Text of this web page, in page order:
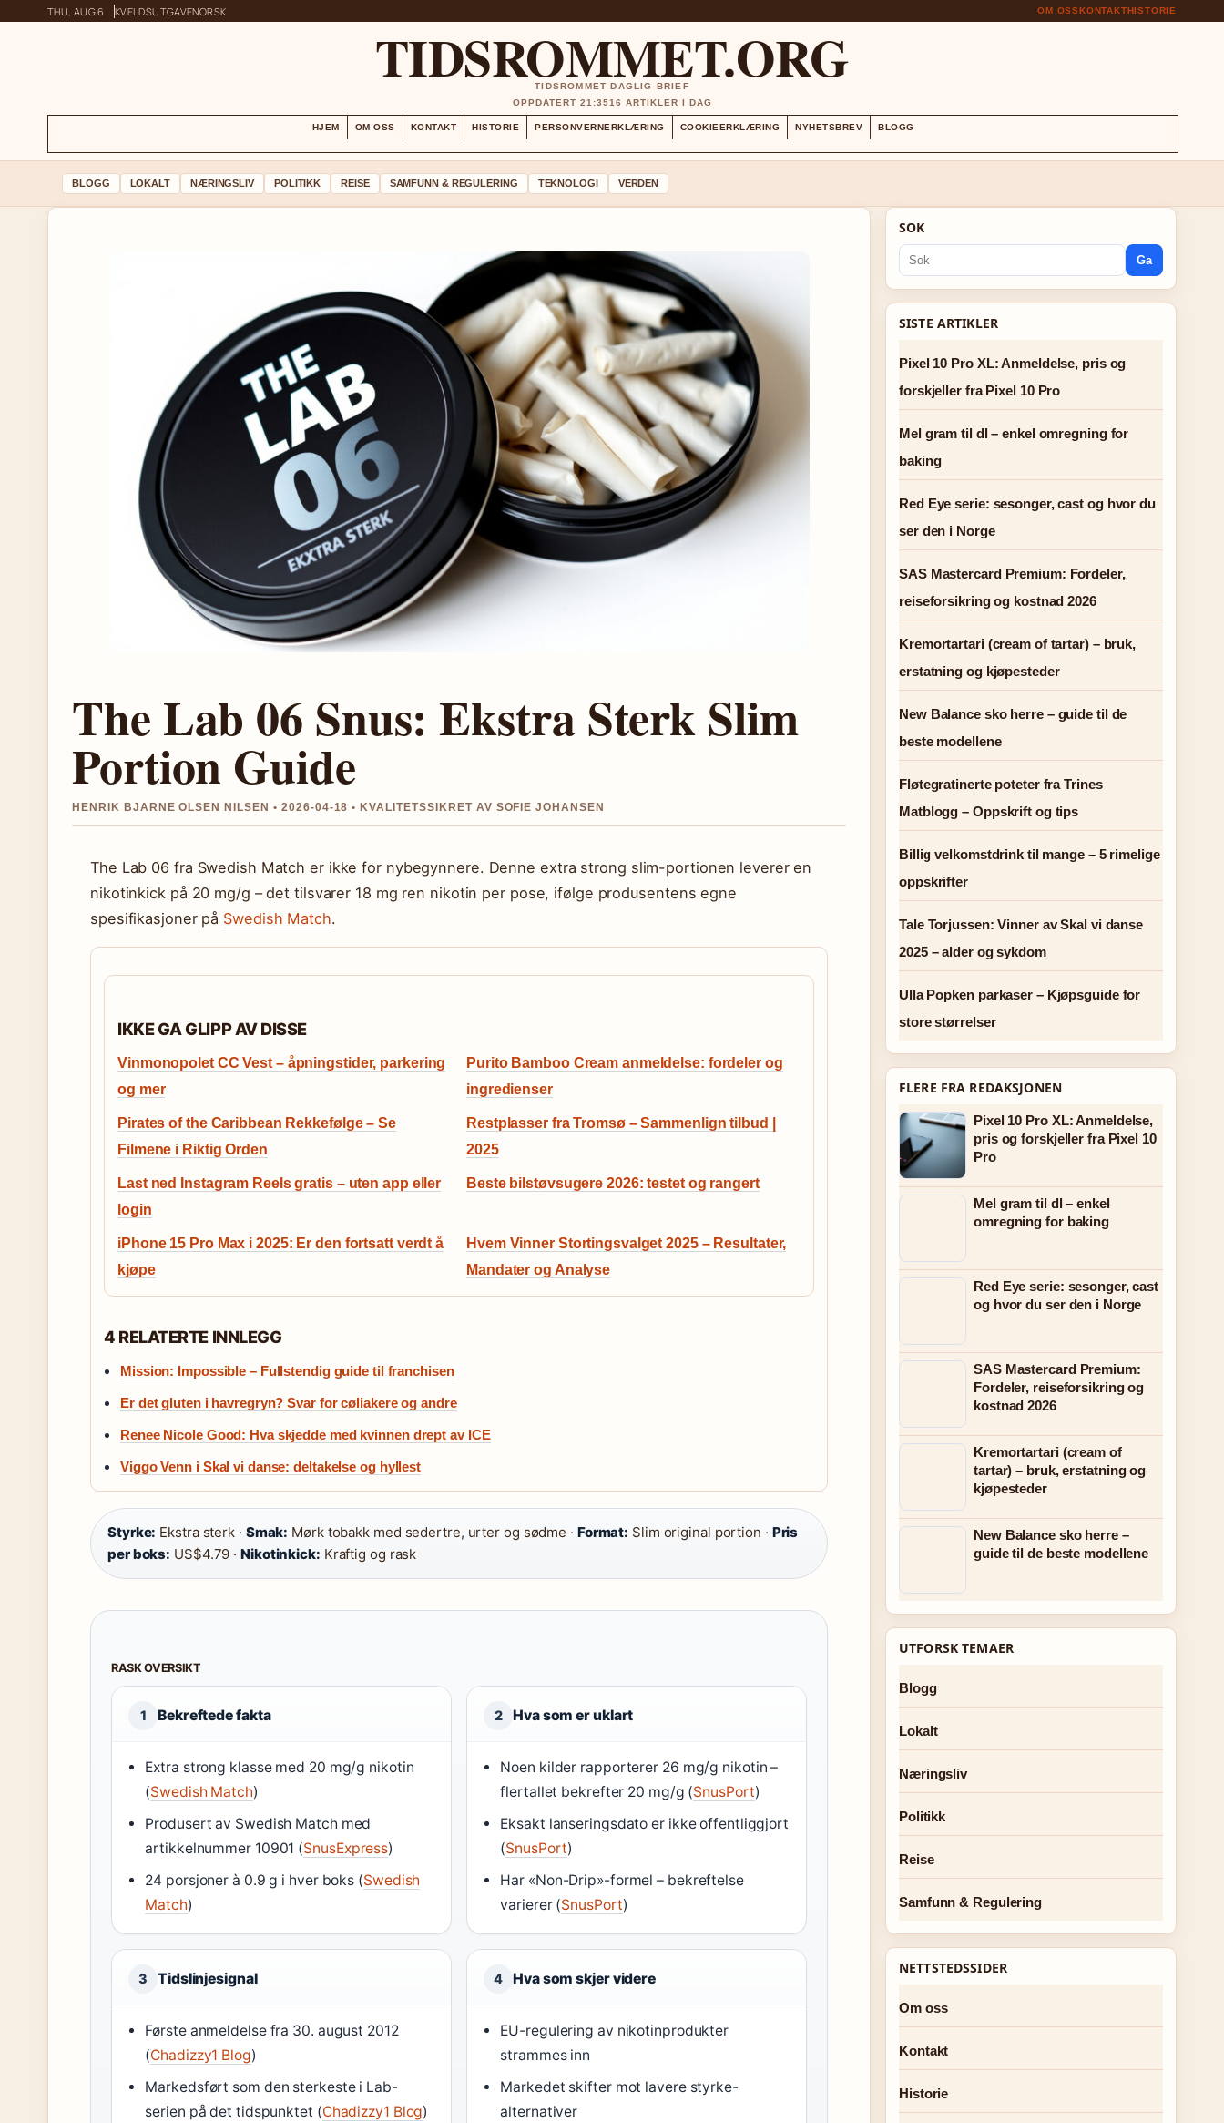
THU, AUG 6 KVELDSUTGAVENORSK OM OSSKONTAKTHISTORIE
TIDSROMMET.ORG
TIDSROMMET DAGLIG BRIEF
OPPDATERT 21:3516 ARTIKLER I DAG
HJEM OM OSS KONTAKT HISTORIE PERSONVERNERKLÆRING COOKIEERKLÆRING NYHETSBREV BLOGG
BLOGG LOKALT NÆRINGSLIV POLITIKK REISE SAMFUNN & REGULERING TEKNOLOGI VERDEN
The Lab 06 Snus: Ekstra Sterk Slim
Portion Guide
HENRIK BJARNE OLSEN NILSEN • 2026-04-18 • KVALITETSSIKRET AV SOFIE JOHANSEN
The Lab 06 fra Swedish Match er ikke for nybegynnere. Denne extra strong slim-portionen leverer en
nikotinkick på 20 mg/g – det tilsvarer 18 mg ren nikotin per pose, ifølge produsentens egne
spesifikasjoner på Swedish Match.
IKKE GA GLIPP AV DISSE
Vinmonopolet CC Vest – åpningstider, parkering
og mer
Purito Bamboo Cream anmeldelse: fordeler og
ingredienser
Pirates of the Caribbean Rekkefølge – Se
Filmene i Riktig Orden
Restplasser fra Tromsø – Sammenlign tilbud |
2025
Last ned Instagram Reels gratis – uten app eller
login
Beste bilstøvsugere 2026: testet og rangert
iPhone 15 Pro Max i 2025: Er den fortsatt verdt å
kjøpe
Hvem Vinner Stortingsvalget 2025 – Resultater,
Mandater og Analyse
4 RELATERTE INNLEGG
Mission: Impossible – Fullstendig guide til franchisen
Er det gluten i havregryn? Svar for cøliakere og andre
Renee Nicole Good: Hva skjedde med kvinnen drept av ICE
Viggo Venn i Skal vi danse: deltakelse og hyllest
Styrke: Ekstra sterk · Smak: Mørk tobakk med sedertre, urter og sødme · Format: Slim original portion · Pris
per boks: US$4.79 ·Nikotinkick: Kraftig og rask
RASK OVERSIKT
1 Bekreftede fakta
Extra strong klasse med 20 mg/g nikotin
(Swedish Match)
Produsert av Swedish Match med
artikkelnummer 10901 (SnusExpress)
24 porsjoner à 0.9 g i hver boks (Swedish
Match)
2 Hva som er uklart
Noen kilder rapporterer 26 mg/g nikotin –
flertallet bekrefter 20 mg/g (SnusPort)
Eksakt lanseringsdato er ikke offentliggjort
(SnusPort)
Har «Non-Drip»-formel – bekreftelse
varierer (SnusPort)
3 Tidslinjesignal
Første anmeldelse fra 30. august 2012
(Chadizzy1 Blog)
Markedsført som den sterkeste i Lab-
serien på det tidspunktet (Chadizzy1 Blog)
4 Hva som skjer videre
EU-regulering av nikotinprodukter
strammes inn
Markedet skifter mot lavere styrke-
alternativer
SOK
Ga
SISTE ARTIKLER
Pixel 10 Pro XL: Anmeldelse, pris og
forskjeller fra Pixel 10 Pro
Mel gram til dl – enkel omregning for
baking
Red Eye serie: sesonger, cast og hvor du
ser den i Norge
SAS Mastercard Premium: Fordeler,
reiseforsikring og kostnad 2026
Kremortartari (cream of tartar) – bruk,
erstatning og kjøpesteder
New Balance sko herre – guide til de
beste modellene
Fløtegratinerte poteter fra Trines
Matblogg – Oppskrift og tips
Billig velkomstdrink til mange – 5 rimelige
oppskrifter
Tale Torjussen: Vinner av Skal vi danse
2025 – alder og sykdom
Ulla Popken parkaser – Kjøpsguide for
store størrelser
FLERE FRA REDAKSJONEN
Pixel 10 Pro XL: Anmeldelse,
pris og forskjeller fra Pixel 10
Pro
Mel gram til dl – enkel
omregning for baking
Red Eye serie: sesonger, cast
og hvor du ser den i Norge
SAS Mastercard Premium:
Fordeler, reiseforsikring og
kostnad 2026
Kremortartari (cream of
tartar) – bruk, erstatning og
kjøpesteder
New Balance sko herre –
guide til de beste modellene
UTFORSK TEMAER
Blogg
Lokalt
Næringsliv
Politikk
Reise
Samfunn & Regulering
NETTSTEDSSIDER
Om oss
Kontakt
Historie